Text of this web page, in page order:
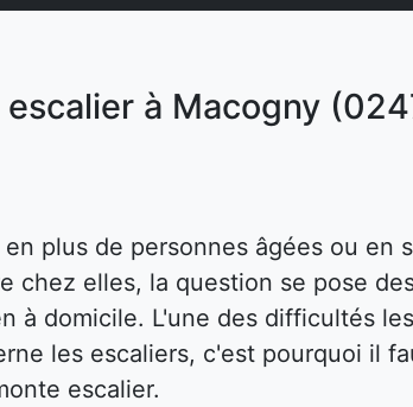
à Macogny
plus de personnes âgées ou en
chez elles, la question se pose
à domicile. L'une des difficultés
les escaliers, c'est pourquoi il
escalier.